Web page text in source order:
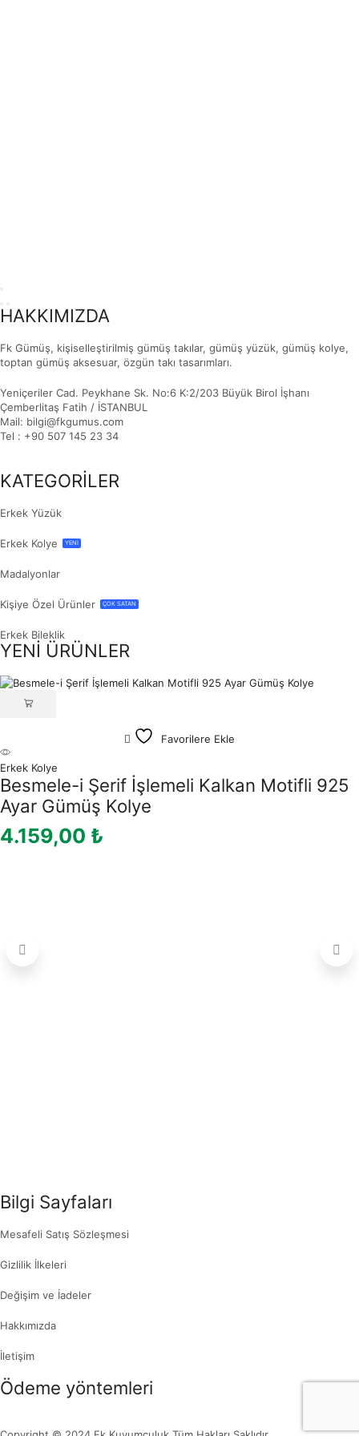
HAKKIMIZDA
Fk Gümüş, kişiselleştirilmiş gümüş takılar, gümüş yüzük, gümüş kolye,
toptan gümüş aksesuar, özgün takı tasarımları.
Yeniçeriler Cad. Peykhane Sk. No:6 K:2/203 Büyük Birol İşhanı
Çemberlitaş Fatih / İSTANBUL
Mail: bilgi@fkgumus.com
Tel : +90 507 145 23 34
KATEGORİLER
Erkek Yüzük
Erkek Kolye YENİ
Madalyonlar
Kişiye Özel Ürünler ÇOK SATAN
Erkek Bileklik
YENİ ÜRÜNLER
Favorilere Ekle
Erkek Kolye
Besmele-i Şerif İşlemeli Kalkan Motifli 925
Ayar Gümüş Kolye
4.159,00 ₺
Bilgi Sayfaları
Mesafeli Satış Sözleşmesi
Gizlilik İlkeleri
Değişim ve İadeler
Hakkımızda
İletişim
Ödeme yöntemleri